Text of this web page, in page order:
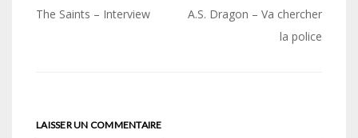
Navigation
The Saints – Interview
A.S. Dragon – Va chercher
la police
LAISSER UN COMMENTAIRE